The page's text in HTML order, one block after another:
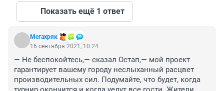
Показать ещё 1 ответ
Мегахряк
16 сентября 2021, 10:24
— Не беспокойтесь,— сказал Остап,— мой проект
гарантирует вашему городу неслыханный расцвет
производительных сил. Подумайте, что будет, когда